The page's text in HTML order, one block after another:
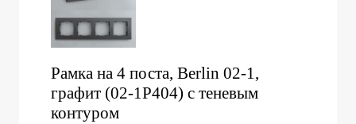
Рамка на 4 поста, Berlin 02-1,
графит (02-1P404) с теневым
контуром